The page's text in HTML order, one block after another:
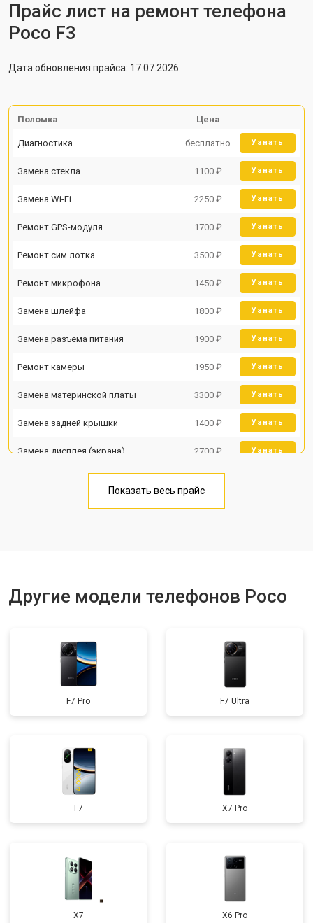
Прайс лист на ремонт телефона
Poco F3
Дата обновления прайса: 17.07.2026
Поломка Цена
Диагностика бесплатно Узнать
Замена стекла 1100 ₽ Узнать
Замена Wi-Fi 2250 ₽ Узнать
Ремонт GPS-модуля 1700 ₽ Узнать
Ремонт сим лотка 3500 ₽ Узнать
Ремонт микрофона 1450 ₽ Узнать
Замена шлейфа 1800 ₽ Узнать
Замена разъема питания 1900 ₽ Узнать
Ремонт камеры 1950 ₽ Узнать
Замена материнской платы 3300 ₽ Узнать
Замена задней крышки 1400 ₽ Узнать
Замена дисплея (экрана) 2700 ₽ Узнать
Замена кнопки включения 1750 ₽
Показать весь прайс
Другие модели телефонов Poco
F7 Pro F7 Ultra
F7 X7 Pro
X7 X6 Pro